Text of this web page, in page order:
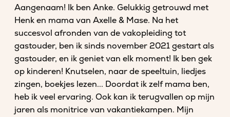
Aangenaam! Ik ben Anke. Gelukkig getrouwd met
Henk en mama van Axelle & Mase. Na het
succesvol afronden van de vakopleiding tot
gastouder, ben ik sinds november 2021 gestart als
gastouder, en ik geniet van elk moment! Ik ben gek
op kinderen! Knutselen, naar de speeltuin, liedjes
zingen, boekjes lezen... Doordat ik zelf mama ben,
heb ik veel ervaring. Ook kan ik terugvallen op mijn
jaren als monitrice van vakantiekampen. Mijn